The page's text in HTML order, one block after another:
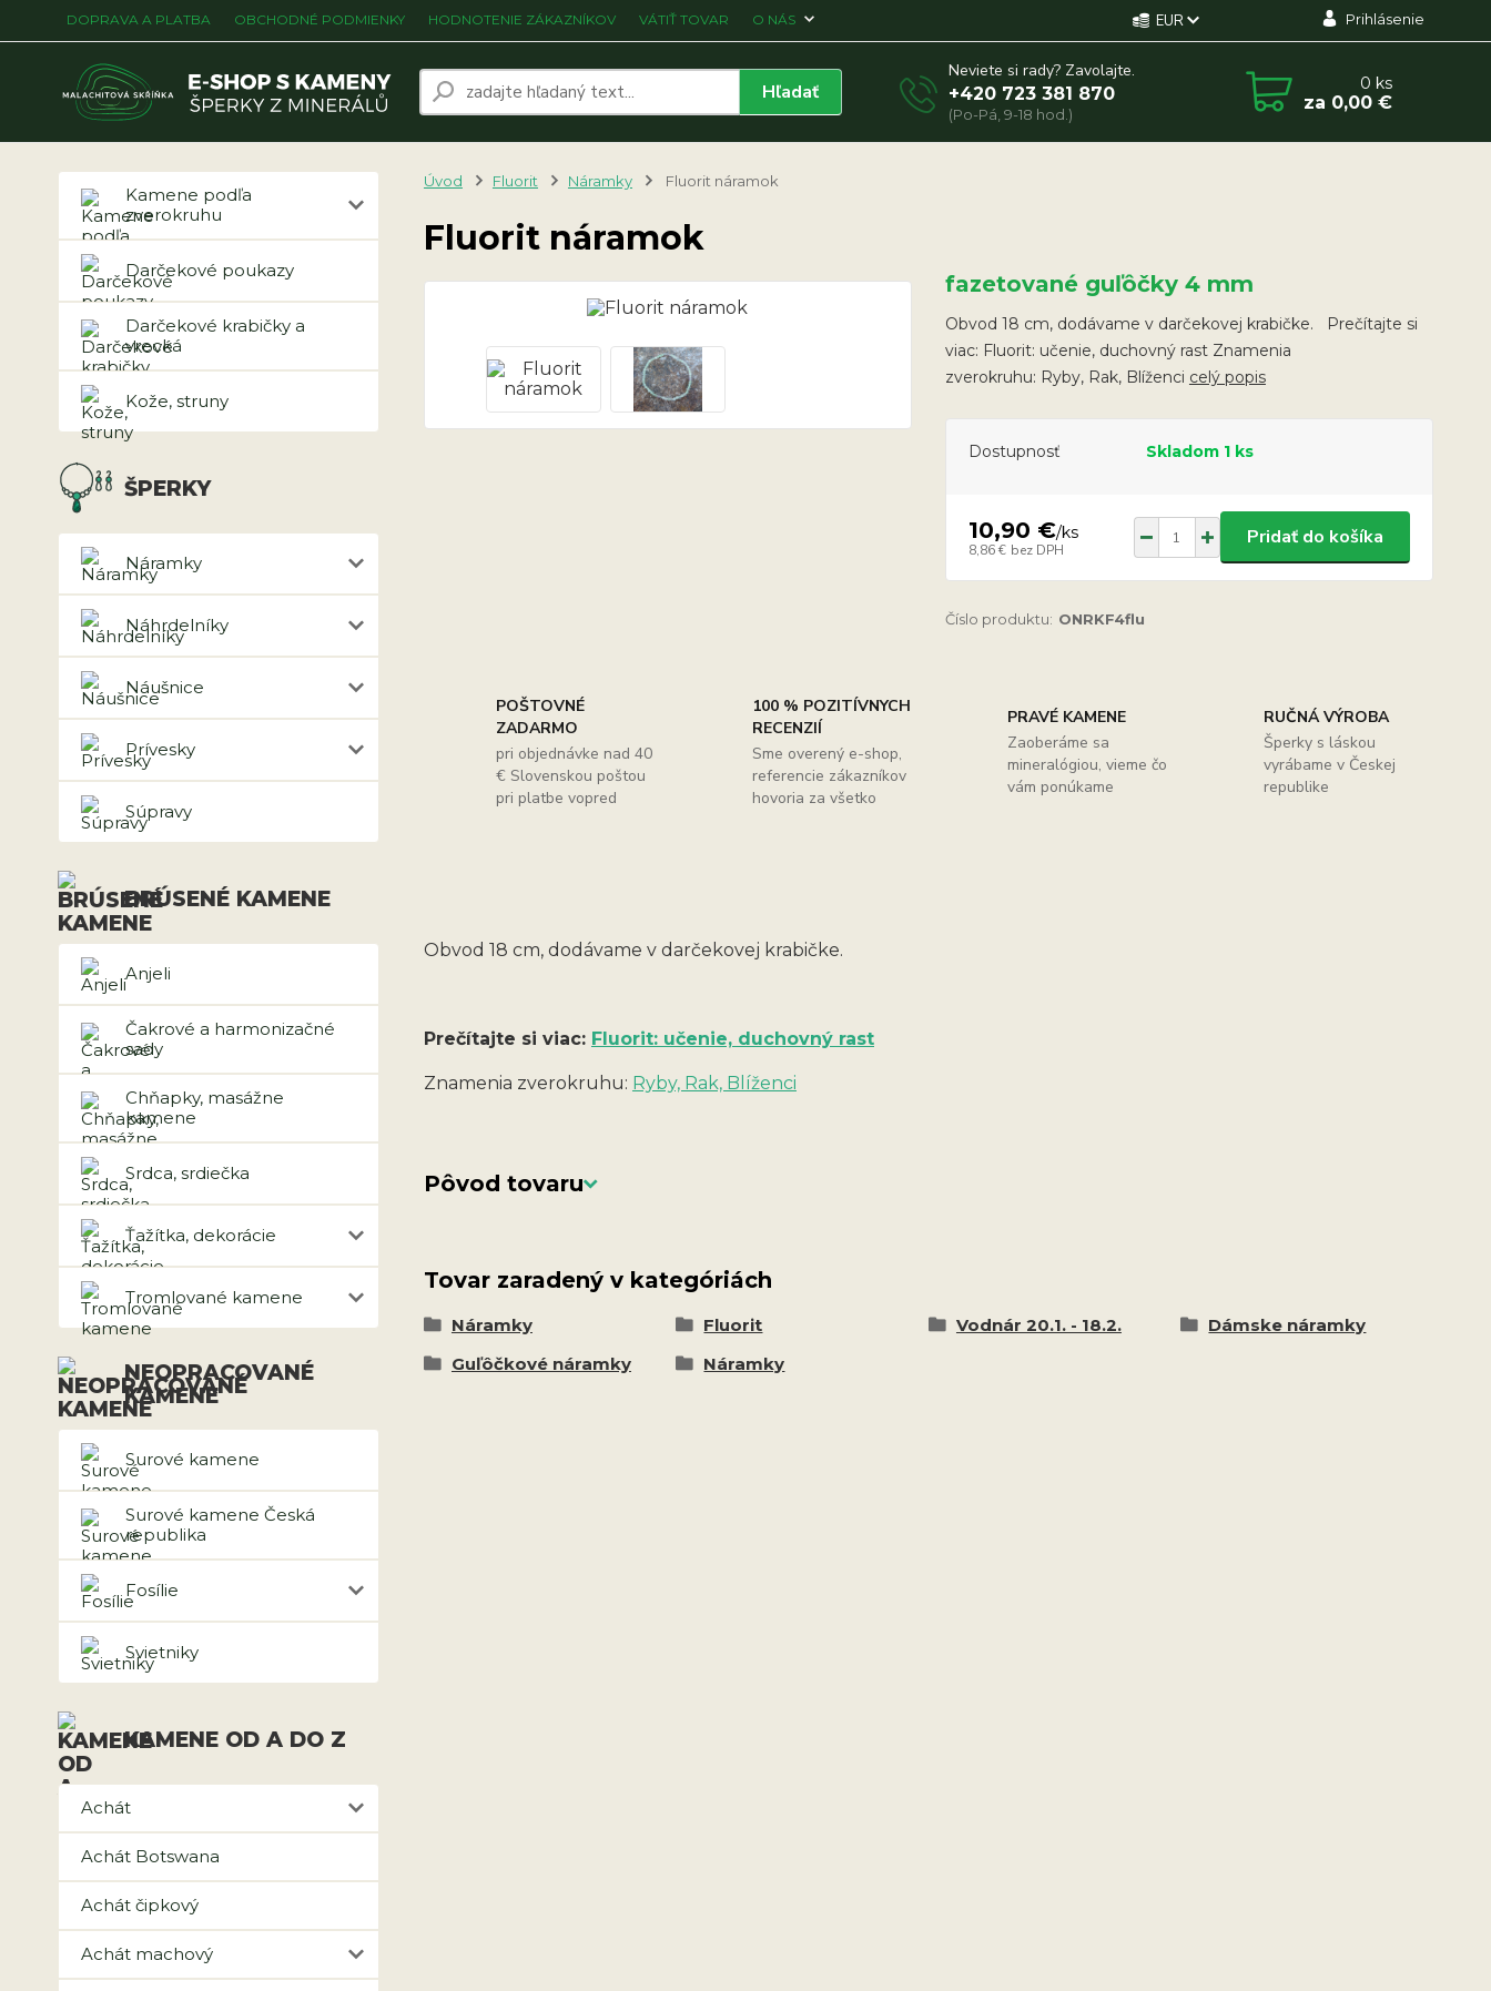
DOPRAVA A PLATBA OBCHODNÉ PODMIENKY HODNOTENIE ZÁKAZNÍKOV VÁTIŤ TOVAR O NÁS EUR Prihlásenie
Hľadať
Neviete si rady? Zavolajte.
+420 723 381 870
(Po-Pá, 9-18 hod.)
0 ks
za 0,00 €
Kamene podľa
zverokruhu
Darčekové poukazy
Darčekové krabičky a
vrecká
Kože, struny
ŠPERKY
Náramky
Náhrdelníky
Náušnice
Prívesky
Súpravy
BRÚSENÉ KAMENE
Anjeli
Čakrové a harmonizačné
sady
Chňapky, masážne
kamene
Srdca, srdiečka
Ťažítka, dekorácie
Tromlované kamene
NEOPRACOVANÉ
KAMENE
Surové kamene
Surové kamene Česká
republika
Fosílie
Svietniky
KAMENE OD A DO Z
Achát
Achát Botswana
Achát čipkový
Achát machový
Úvod Fluorit Náramky Fluorit náramok
Fluorit náramok
fazetované guľôčky 4 mm
Obvod 18 cm, dodávame v darčekovej krabičke. Prečítajte si
viac: Fluorit: učenie, duchovný rast Znamenia
zverokruhu: Ryby, Rak, Blíženci celý popis
Dostupnosť Skladom 1 ks
10,90 €/ks
8,86 € bez DPH
Pridať do košíka
Číslo produktu: ONRKF4flu
POŠTOVNÉ
ZADARMO
pri objednávke nad 40
€ Slovenskou poštou
pri platbe vopred
100 % POZITÍVNYCH
RECENZIÍ
Sme overený e-shop,
referencie zákazníkov
hovoria za všetko
PRAVÉ KAMENE
Zaoberáme sa
mineralógiou, vieme čo
vám ponúkame
RUČNÁ VÝROBA
Šperky s láskou
vyrábame v Českej
republike
Obvod 18 cm, dodávame v darčekovej krabičke.
Prečítajte si viac: Fluorit: učenie, duchovný rast
Znamenia zverokruhu: Ryby, Rak, Blíženci
Pôvod tovaru
Tovar zaradený v kategóriách
Náramky Fluorit Vodnár 20.1. - 18.2.
Dámske náramky
Guľôčkové náramky
Náramky